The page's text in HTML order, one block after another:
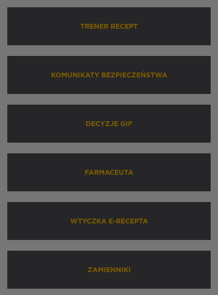
TRENER RECEPT
KOMUNIKATY BEZPIECZEŃSTWA
DECYZJE GIF
FARMACEUTA
WTYCZKA E-RECEPTA
ZAMIENNIKI